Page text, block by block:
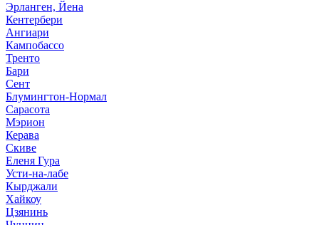
Эрланген, Йена
Кентербери
Ангиари
Кампобассо
Тренто
Бари
Сент
Блумингтон-Нормал
Сарасота
Мэрион
Керава
Скиве
Еленя Гура
Усти-на-лабе
Кырджали
Хайкоу
Цзянинь